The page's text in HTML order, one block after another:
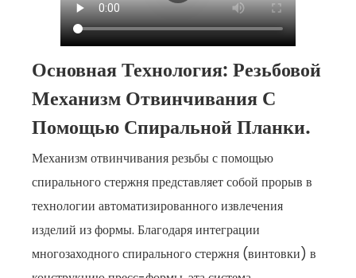
Основная Технология: Резьбовой
Механизм Отвинчивания С
Помощью Спиральной Планки.
Механизм отвинчивания резьбы с помощью
спирального стержня представляет собой прорыв в
технологии автоматизированного извлечения
изделий из формы. Благодаря интеграции
многозаходного спирального стержня (винтовки) в